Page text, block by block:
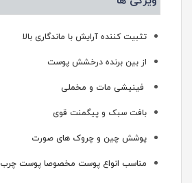
تثبیت کننده آرایش با ماندگاری بالا
از بین برنده درخشش پوست
فینیشی مات و مخملی
بافت سبک و پیگمنت قوی
پوشش چین و چروک های صورت
مناسب انواع پوست مخصوصا پوست چرب